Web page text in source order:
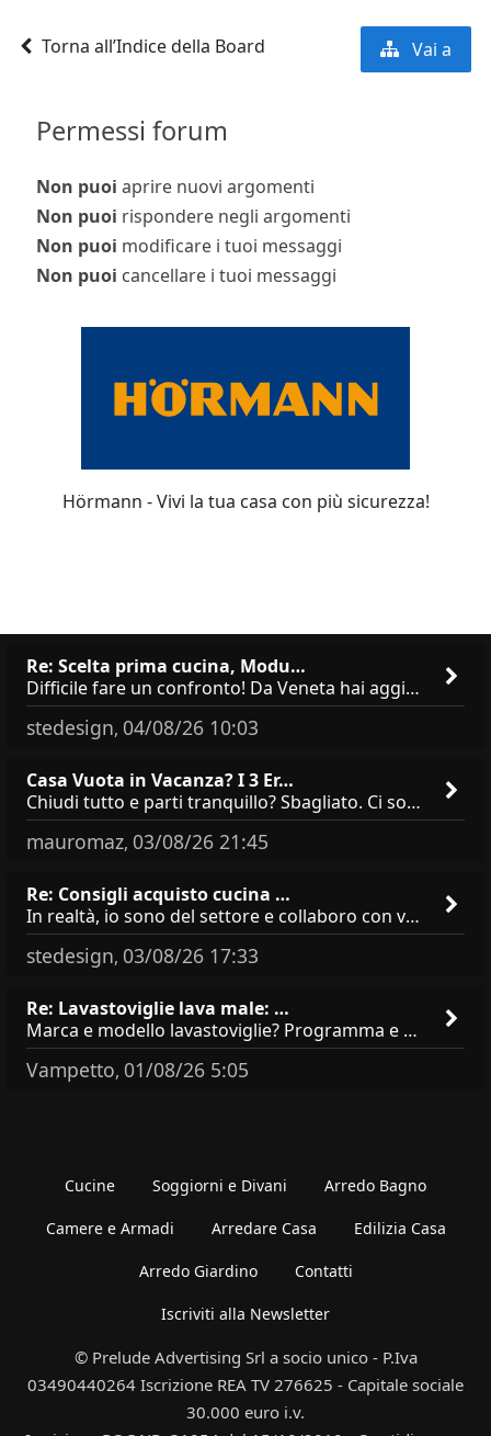
Torna all’Indice della Board Vai a
Permessi forum
Non puoi aprire nuovi argomenti
Non puoi rispondere negli argomenti
Non puoi modificare i tuoi messaggi
Non puoi cancellare i tuoi messaggi
Hörmann - Vivi la tua casa con più sicurezza!
Re: Scelta prima cucina, Modu…
Difficile fare un confronto! Da Veneta hai aggiunto i pensili a tutta altezza e una colonna dispensa da 30, che da soli
stedesign, 04/08/26 10:03
Casa Vuota in Vacanza? I 3 Er…
Chiudi tutto e parti tranquillo? Sbagliato. Ci sono 3 comportamenti che dicono ai ladri &quot;sono via per due settimane
mauromaz, 03/08/26 21:45
Re: Consigli acquisto cucina …
In realtà, io sono del settore e collaboro con vari negozi, ti possono dire che sono tutti brand abbastanza simili come
stedesign, 03/08/26 17:33
Re: Lavastoviglie lava male: …
Marca e modello lavastoviglie? Programma e Deterisvo utilizzato ? Decalcificatore è regolato in in base alla durezza
Vampetto, 01/08/26 5:05
Cucine Soggiorni e Divani Arredo Bagno
Camere e Armadi Arredare Casa Edilizia Casa
Arredo Giardino Contatti
Iscriviti alla Newsletter
© Prelude Advertising Srl a socio unico - P.Iva
03490440264 Iscrizione REA TV 276625 - Capitale sociale
30.000 euro i.v.